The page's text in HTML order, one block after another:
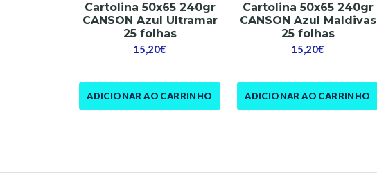
Cartolina 50x65 240gr
CANSON Azul Ultramar
25 folhas
15,20€
ADICIONAR AO CARRINHO
Cartolina 50x65 240gr
CANSON Azul Maldivas
25 folhas
15,20€
ADICIONAR AO CARRINHO